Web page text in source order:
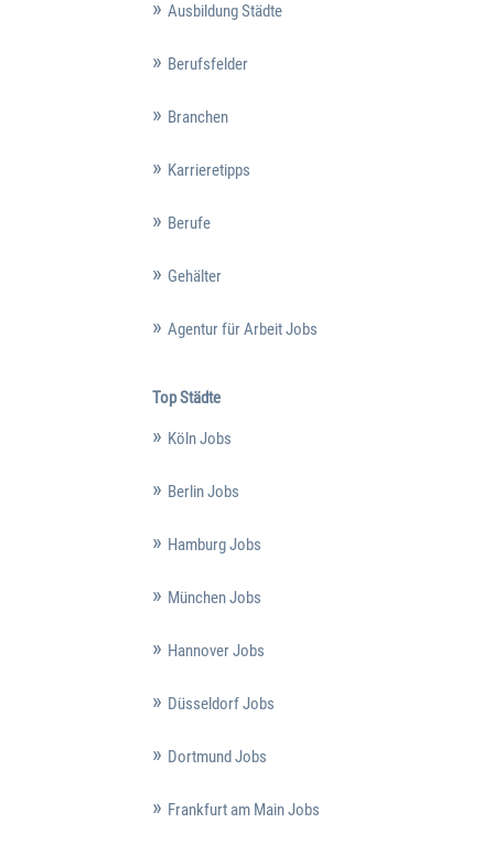
Ausbildung Städte
Berufsfelder
Branchen
Karrieretipps
Berufe
Gehälter
Agentur für Arbeit Jobs
Top Städte
Köln Jobs
Berlin Jobs
Hamburg Jobs
München Jobs
Hannover Jobs
Düsseldorf Jobs
Dortmund Jobs
Frankfurt am Main Jobs